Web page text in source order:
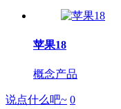
苹果18
概念产品
说点什么吧~ 0